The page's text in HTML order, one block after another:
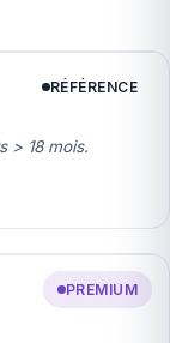
RÉFÉRENCE
> 18 mois.
PREMIUM